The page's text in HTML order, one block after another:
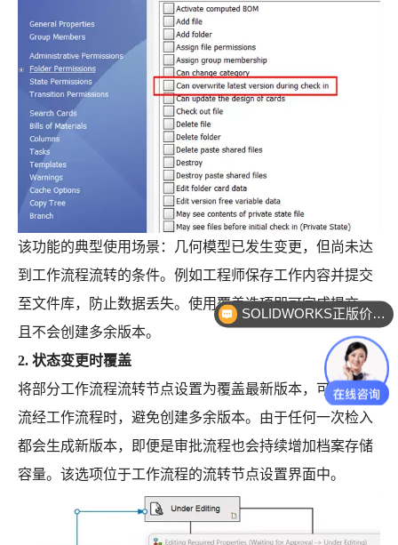
该功能的典型使用场景：几何模型已发生变更，但尚未达
到工作流程流转的条件。例如工程师保存工作内容并提交
至文件库，防止数据丢失。使用覆盖选项即可完成提交，
且不会创建多余版本。
2. 状态变更时覆盖
将部分工作流程流转节点设置为覆盖最新版本，可在文件
流经工作流程时，避免创建多余版本。由于任何一次检入
都会生成新版本，即便是审批流程也会持续增加档案存储
容量。该选项位于工作流程的流转节点设置界面中。
SOLIDWORKS正版价格？